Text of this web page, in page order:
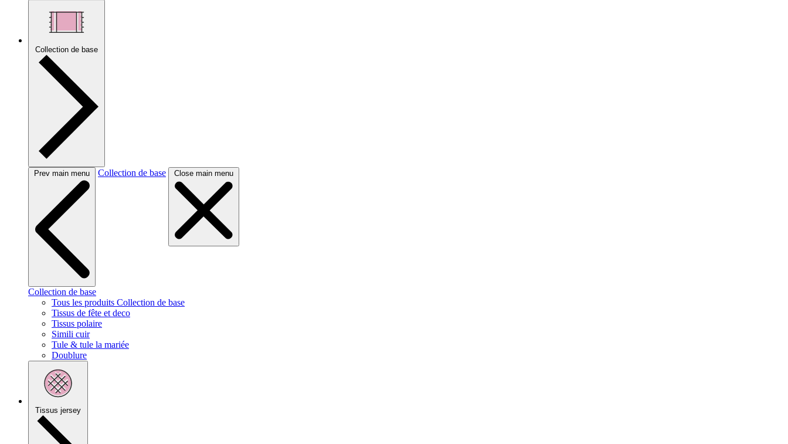
Collection de base
Prev main menu Collection de base Close main menu
Collection de base
Tous les produits Collection de base
Tissus de fête et deco
Tissus polaire
Simili cuir
Tule & tule la mariée
Doublure
Tissus jersey